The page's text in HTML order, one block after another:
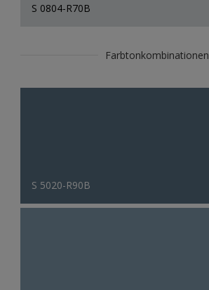
S 0804-R70B
Farbtonkombinationen
S 5020-R90B